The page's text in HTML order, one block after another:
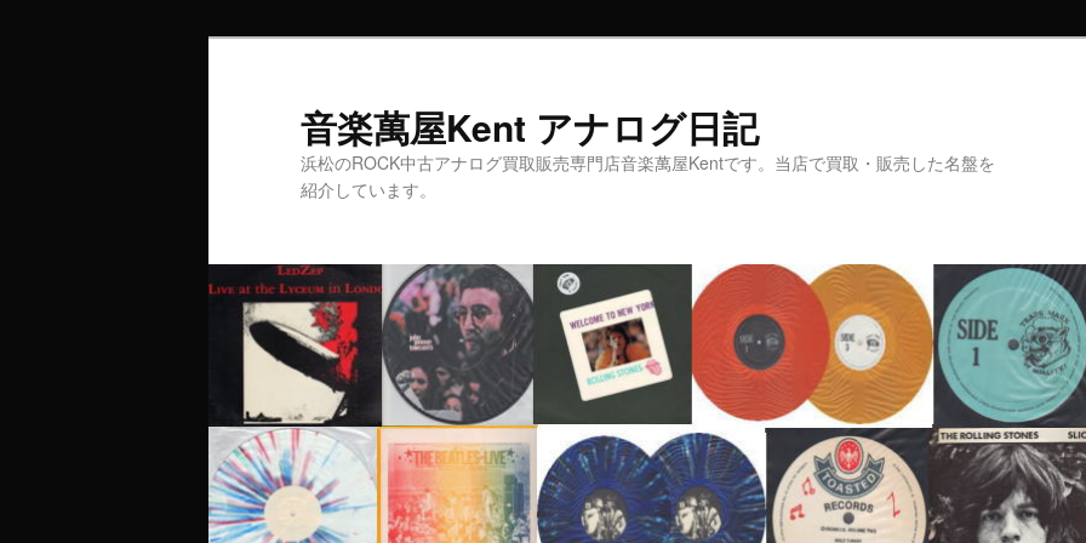
音楽萬屋Kent アナログ日記
浜松のROCK中古アナログ買取販売専門店音楽萬屋Kentです。当店で買取・販売した名盤を
紹介しています。